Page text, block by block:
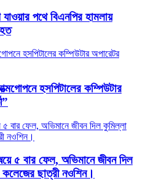
পথে বিএনপির হামলায়
হসপিটালের কম্পিউটার
৫ বার ফেল, অভিমানে জীবন দিল
কলেজের ছাত্রী নওশিন।